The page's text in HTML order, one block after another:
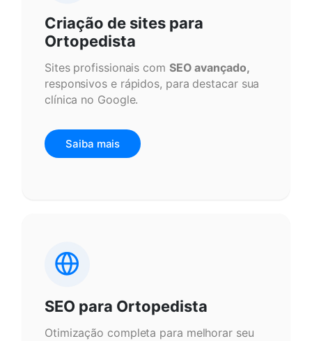
Criação de sites para
Ortopedista
Sites profissionais com SEO avançado,
responsivos e rápidos, para destacar sua
clínica no Google.
Saiba mais
SEO para Ortopedista
Otimização completa para melhorar seu